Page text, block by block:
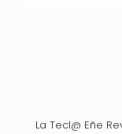
La Tecl@ Eñe